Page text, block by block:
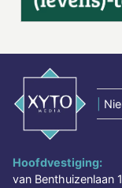
Hoofdvestiging:
van Benthuizenlaan 1